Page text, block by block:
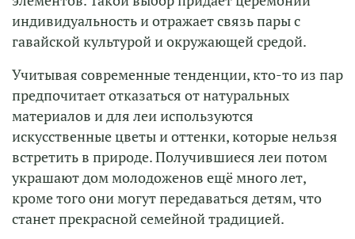
индивидуальность и отражает связь пары с
гавайской культурой и окружающей средой.
Учитывая современные тенденции, кто-то из пар
предпочитает отказаться от натуральных
материалов и для леи используются
искусственные цветы и оттенки, которые нельзя
встретить в природе. Получившиеся леи потом
украшают дом молодоженов ещё много лет,
кроме того они могут передаваться детям, что
станет прекрасной семейной традицией.